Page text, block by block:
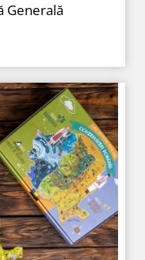
Generală